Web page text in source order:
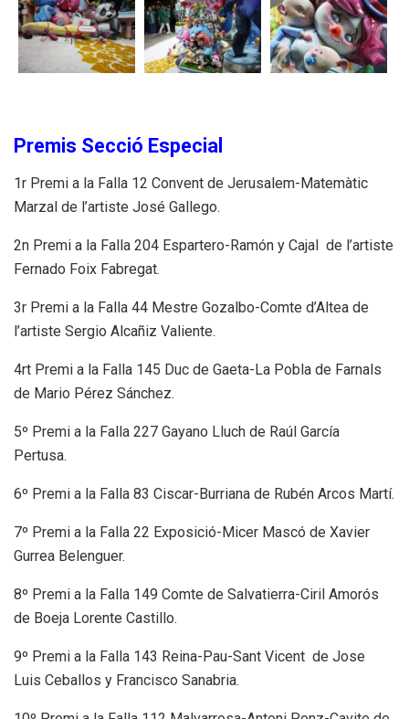
Premis Secció Especial
1r Premi a la Falla 12 Convent de Jerusalem-Matemàtic
Marzal de l’artiste José Gallego.
2n Premi a la Falla 204 Espartero-Ramón y Cajal de l’artiste
Fernado Foix Fabregat.
3r Premi a la Falla 44 Mestre Gozalbo-Comte d’Altea de
l’artiste Sergio Alcañiz Valiente.
4rt Premi a la Falla 145 Duc de Gaeta-La Pobla de Farnals
de Mario Pérez Sánchez.
5º Premi a la Falla 227 Gayano Lluch de Raúl García
Pertusa.
6º Premi a la Falla 83 Ciscar-Burriana de Rubén Arcos Martí.
7º Premi a la Falla 22 Exposició-Micer Mascó de Xavier
Gurrea Belenguer.
8º Premi a la Falla 149 Comte de Salvatierra-Ciril Amorós
de Boeja Lorente Castillo.
9º Premi a la Falla 143 Reina-Pau-Sant Vicent de Jose
Luis Ceballos y Francisco Sanabria.